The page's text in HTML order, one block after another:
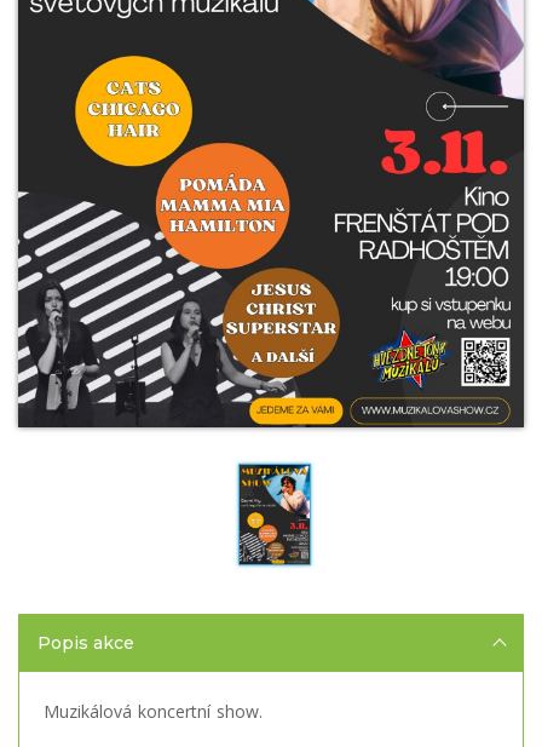
Popis akce
Muzikálová koncertní show.